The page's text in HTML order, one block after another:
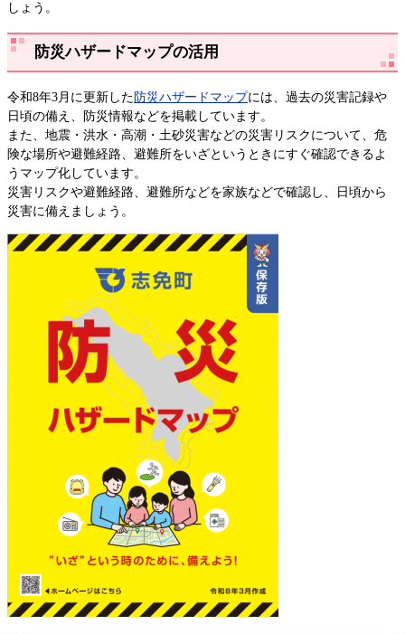
しょう。
防災ハザードマップの活用
令和8年3月に更新した 防災ハザードマップには、過去の災害記録や
日頃の備え、防災情報などを掲載しています。 ​
また、地震・洪水・高潮・土砂災害などの災害リスクについて、危
険な場所や避難経路、避難所をいざというときにすぐ確認できるよ
うマップ化しています。
災害リスクや避難経路、避難所などを家族などで確認し、日頃から
災害に備えましょう。